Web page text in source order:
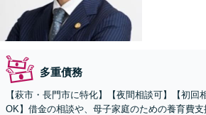
多重債務
【萩市・長門市に特化】【夜間相談可】【初回
OK】借金の相談や、母子家庭のための養育費支